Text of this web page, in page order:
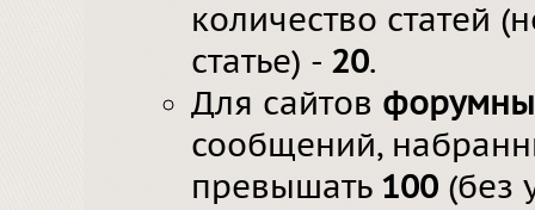
количество статей
статье) - 20.
Для сайтов
сообщений,
превышать 100 (без